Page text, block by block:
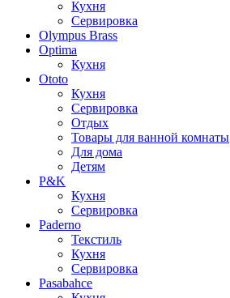
Кухня
Сервировка
Olympus Brass
Optima
Кухня
Ototo
Кухня
Сервировка
Отдых
Товары для ванной комнаты
Для дома
Детям
P&K
Кухня
Сервировка
Paderno
Текстиль
Кухня
Сервировка
Pasabahce